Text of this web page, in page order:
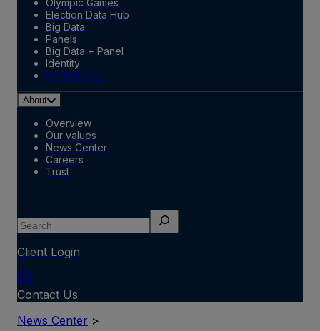
Election Data Hub
Big Data
Panels
Big Data + Panel
Identity
Marketplace
About
Overview
Our values
News Center
Careers
Trust
Search
Client Login
Contact Us
News Center >